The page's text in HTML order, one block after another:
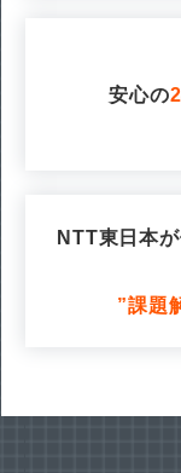
安心の
NTT東日本
”課題